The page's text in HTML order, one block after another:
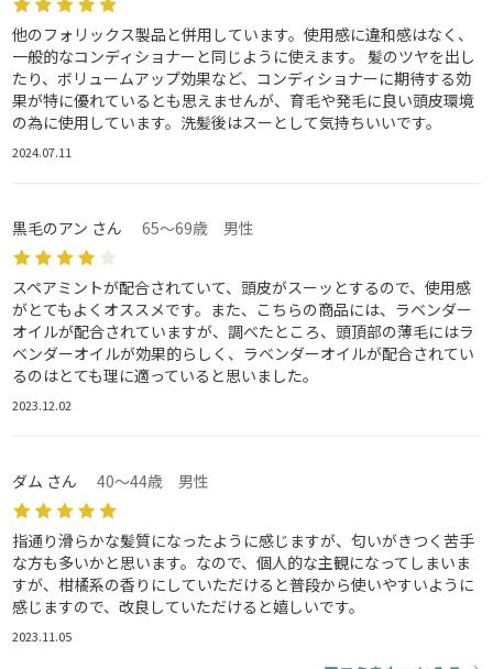
他のフォリックス製品と併用しています。使用感に違和感はなく、
一般的なコンディショナーと同じように使えます。 髪のツヤを出し
たり、ボリュームアップ効果など、コンディショナーに期待する効
果が特に優れているとも思えませんが、育毛や発毛に良い頭皮環境
の為に使用しています。洗髪後はスーとして気持ちいいです。
2024.07.11
黒毛のアン さん 65～69歳 男性
スペアミントが配合されていて、頭皮がスーッとするので、使用感
がとてもよくオススメです。また、こちらの商品には、ラベンダー
オイルが配合されていますが、調べたところ、頭頂部の薄毛にはラ
ベンダーオイルが効果的らしく、ラベンダーオイルが配合されてい
るのはとても理に適っていると思いました。
2023.12.02
ダム さん 40～44歳 男性
指通り滑らかな髪質になったように感じますが、匂いがきつく苦手
な方も多いかと思います。なので、個人的な主観になってしまいま
すが、柑橘系の香りにしていただけると普段から使いやすいように
感じますので、改良していただけると嬉しいです。
2023.11.05